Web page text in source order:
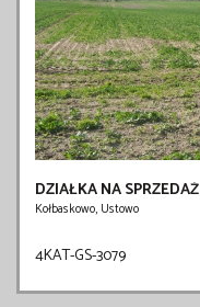
DZIAŁKA NA SPRZEDAŻ
Kołbaskowo, Ustowo
4KAT-GS-3079